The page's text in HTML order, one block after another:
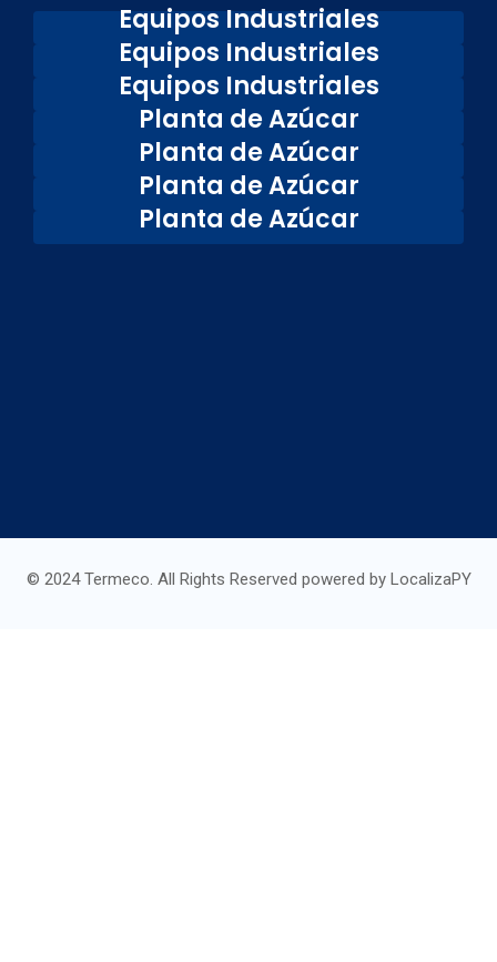
Equipos Industriales
Equipos Industriales
Equipos Industriales
Planta de Azúcar
Planta de Azúcar
Planta de Azúcar
Planta de Azúcar
© 2024 Termeco. All Rights Reserved powered by LocalizaPY